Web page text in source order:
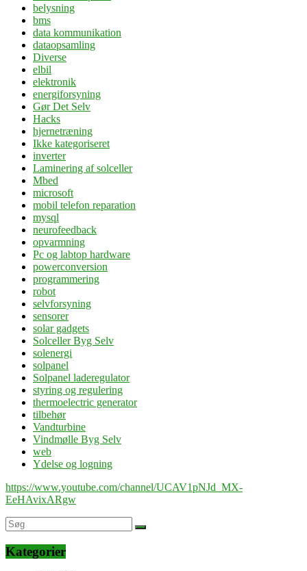
belysning
bms
data kommunikation
dataopsamling
Diverse
elbil
elektronik
energiforsyning
Gør Det Selv
Hacks
hjernetræning
Ikke kategoriseret
inverter
Laminering af solceller
Mbed
microsoft
mobil telefon reparation
mysql
neurofeedback
opvarmning
Pc og labtop hardware
powerconversion
programmering
robot
selvforsyning
sensorer
solar gadgets
Solceller Byg Selv
solenergi
solpanel
Solpanel laderegulator
styring og regulering
thermoelectric generator
tilbehør
Vandturbine
Vindmølle Byg Selv
web
Ydelse og logning
https://www.youtube.com/channel/UCAV1pNJd_MX-
EeHAvixARgw
Kategorier